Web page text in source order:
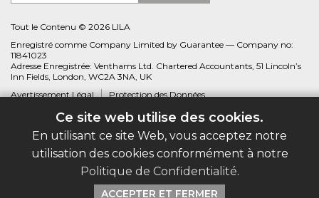
Ce site web utilise des cookies.
En utilisant ce site Web, vous acceptez notre
utilisation des cookies conformément à notre
Politique de Confidentialité.
ACCEPTER ET FERMER
Tout le Contenu © 2026 LILA
Enregistré comme Company Limited by Guarantee — Company no:
11841023
Adresse Enregistrée: Venthams Ltd. Chartered Accountants, 51 Lincoln’s
Inn Fields, London, WC2A 3NA, UK
Avertissement Légal
Protection des Données